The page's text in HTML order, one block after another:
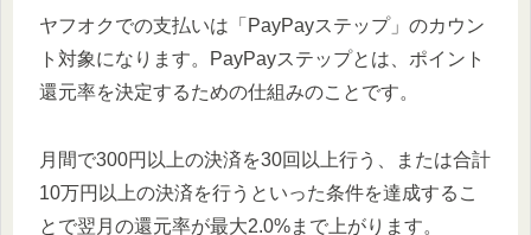
ヤフオクでの支払いは「PayPayステップ」のカウン
ト対象になります。PayPayステップとは、ポイント
還元率を決定するための仕組みのことです。
月間で300円以上の決済を30回以上行う、または合計
10万円以上の決済を行うといった条件を達成するこ
とで翌月の還元率が最大2.0%まで上がります。